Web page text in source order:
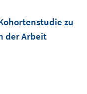
zu
der Arbeit